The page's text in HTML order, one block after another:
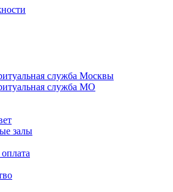
служба Москвы
служба МО
залы